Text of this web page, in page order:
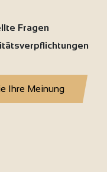
Fragen
Ihre Meinung